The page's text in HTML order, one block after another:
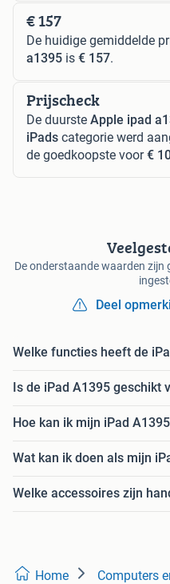
€ 157
De huidige gemiddelde
a1395 is € 157.
Prijscheck
De duurste Apple ipad
iPads categorie werd
de goedkoopste voor€
De onderstaande waarden zijn
Deel
Welke functies heeft de
Is de iPad A1395 geschikt
Hoe kan ik mijn iPad
Wat kan ik doen als mijn
Welke accessoires zijn
Home Computers